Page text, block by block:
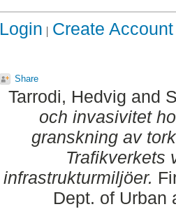
Login Create Account
Share
Tarrodi, Hedvig and
och invasivitet
granskning av
Trafikverkets
infrastrukturmiljöer.
Dept. of Urban